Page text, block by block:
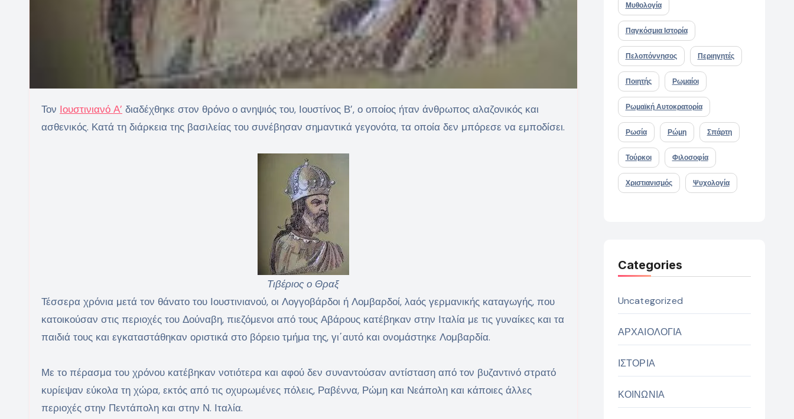
Τον Ιουστινιανό Α’ διαδέχθηκε στον θρόνο ο ανηψιός του, Ιουστίνος Β’, ο οποίος ήταν άνθρωπος αλαζονικός και
ασθενικός. Κατά τη διάρκεια της βασιλείας του συνέβησαν σημαντικά γεγονότα, τα οποία δεν μπόρεσε να εμποδίσει.
Τιβέριος ο Θραξ
Τέσσερα χρόνια μετά τον θάνατο του Ιουστινιανού, οι Λογγοβάρδοι ή Λομβαρδοί, λαός γερμανικής καταγωγής, που
κατοικούσαν στις περιοχές του Δούναβη, πιεζόμενοι από τους Αβάρους κατέβηκαν στην Ιταλία με τις γυναίκες και τα
παιδιά τους και εγκαταστάθηκαν οριστικά στο βόρειο τμήμα της, γι΄αυτό και ονομάστηκε Λομβαρδία.
Με το πέρασμα του χρόνου κατέβηκαν νοτιότερα και αφού δεν συναντούσαν αντίσταση από τον βυζαντινό στρατό
κυρίεψαν εύκολα τη χώρα, εκτός από τις οχυρωμένες πόλεις, Ραβέννα, Ρώμη και Νεάπολη και κάποιες άλλες
περιοχές στην Πεντάπολη και στην Ν. Ιταλία.
Μυθολογία
Παγκόσμια Ιστορία
Πελοπόννησος Περιηγητές
Ποιητής Ρωμαίοι
Ρωμαϊκή Αυτοκρατορία
Ρωσία Ρώμη Σπάρτη
Τούρκοι Φιλοσοφία
Χριστιανισμός Ψυχολογία
Categories
Uncategorized
ΑΡΧΑΙΟΛΟΓΙΑ
ΙΣΤΟΡΙΑ
ΚΟΙΝΩΝΙΑ